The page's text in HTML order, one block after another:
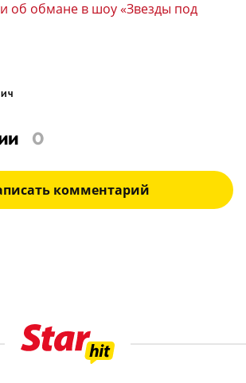
об обмане в шоу «Звезды под
0
комментарий